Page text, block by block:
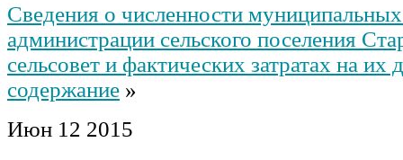
Сведения о численности
администрации сельского поселения
сельсовет и фактических затратах на их
содержание »
Июн 12 2015